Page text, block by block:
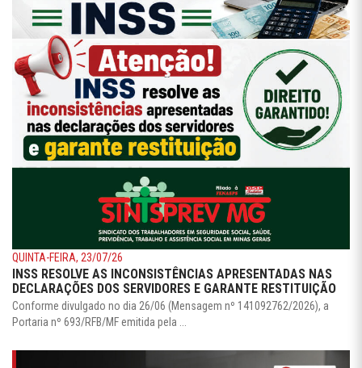
QUINTA-FEIRA, 23/07/26
INSS RESOLVE AS INCONSISTÊNCIAS APRESENTADAS NAS
DECLARAÇÕES DOS SERVIDORES E GARANTE RESTITUIÇÃO
Conforme divulgado no dia 26/06 (Mensagem nº 141092762/2026), a
Portaria nº 693/RFB/MF emitida pela ...